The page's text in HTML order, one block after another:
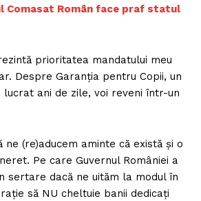
Comasat Român face praf statul
prioritatea mandatului meu
Despre Garanția pentru Copii, un
ani de zile, voi reveni într-un
ne (re)aducem aminte că există și o
Pe care Guvernul României a
sertare dacă ne uităm la modul în
să NU cheltuie banii dedicați